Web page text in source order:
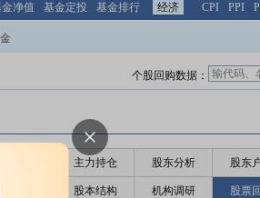
净值 基金定投 基金排行 经济 CPI PPI
个股回购数据：
主力持仓 股东分析 股东
股本结构 机构调研 股票